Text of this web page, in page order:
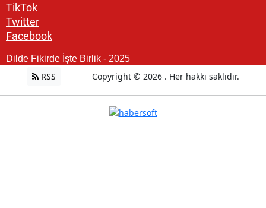
TikTok
Twitter
Facebook
Dilde Fikirde İşte Birlik - 2025
RSS Copyright © 2026 . Her hakkı saklıdır.